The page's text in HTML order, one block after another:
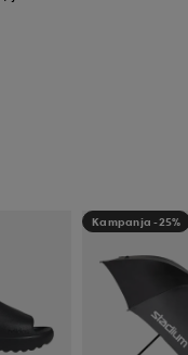
Kampanja -25%